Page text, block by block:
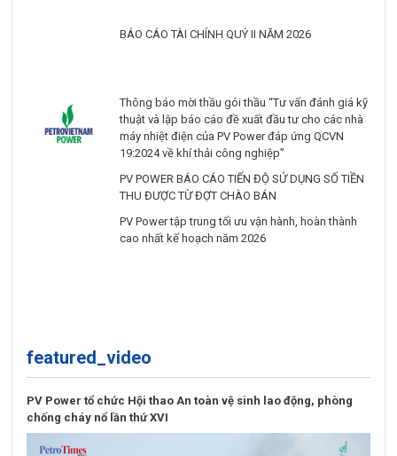
BÁO CÁO TÀI CHÍNH QUÝ II NĂM 2026
Thông báo mời thầu gói thầu “Tư vấn đánh giá kỹ
thuật và lập báo cáo đề xuất đầu tư cho các nhà
máy nhiệt điện của PV Power đáp ứng QCVN
19:2024 về khí thải công nghiệp”
PV POWER BÁO CÁO TIẾN ĐỘ SỬ DỤNG SỐ TIỀN
THU ĐƯỢC TỪ ĐỢT CHÀO BÁN
PV Power tập trung tối ưu vận hành, hoàn thành
featured_video
PV Power tổ chức Hội thao An toàn vệ sinh lao động, phòng
chống cháy nổ lần thứ XVI